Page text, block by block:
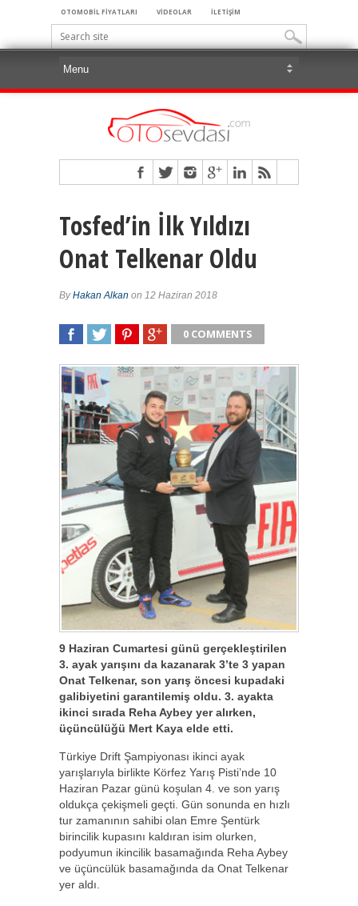
OTOMOBİL FİYATLARI VİDEOLAR İLETİŞİM
Tosfed’in İlk Yıldızı
Onat Telkenar Oldu
ByHakan Alkan on 12 Haziran 2018
0 COMMENTS
9 Haziran Cumartesi günü gerçekleştirilen
3. ayak yarışını da kazanarak 3’te 3 yapan
Onat Telkenar, son yarış öncesi kupadaki
galibiyetini garantilemiş oldu. 3. ayakta
ikinci sırada Reha Aybey yer alırken,
üçüncülüğü Mert Kaya elde etti.
Türkiye Drift Şampiyonası ikinci ayak
yarışlarıyla birlikte Körfez Yarış Pisti’nde 10
Haziran Pazar günü koşulan 4. ve son yarış
oldukça çekişmeli geçti. Gün sonunda en hızlı
tur zamanının sahibi olan Emre Şentürk
birincilik kupasını kaldıran isim olurken,
podyumun ikincilik basamağında Reha Aybey
ve üçüncülük basamağında da Onat Telkenar
yer aldı.